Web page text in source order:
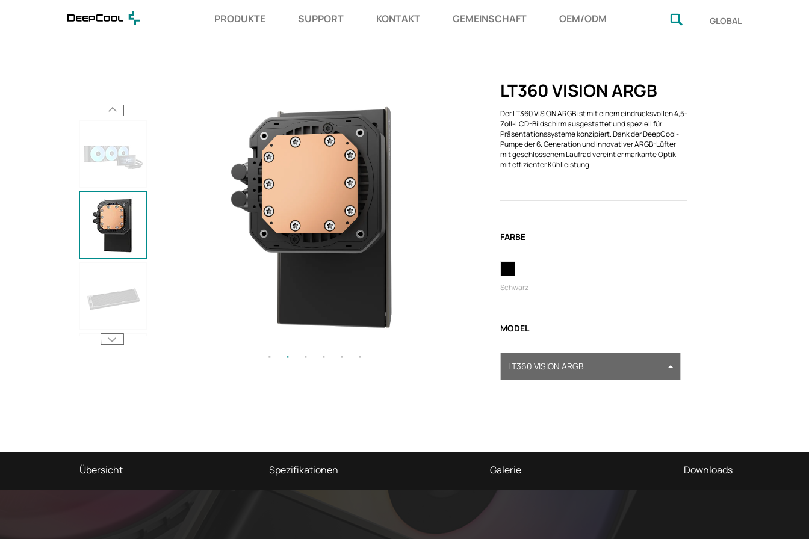
PRODUKTE SUPPORT KONTAKT GEMEINSCHAFT OEM/ODM GLOBAL
LT360 VISION ARGB
Der LT360 VISION ARGB ist mit einem eindrucksvollen 4,5-
Zoll-LCD-Bildschirm ausgestattet und speziell für
Präsentationssysteme konzipiert. Dank der DeepCool-
Pumpe der 6. Generation und innovativer ARGB-Lüfter
mit geschlossenem Laufrad vereint er markante Optik
mit effizienter Kühlleistung.
FARBE
Schwarz
MODEL
LT360 VISION ARGB
Übersicht Spezifikationen Galerie Downloads